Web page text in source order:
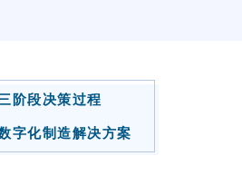
阶段决策过程
字化制造解决方案